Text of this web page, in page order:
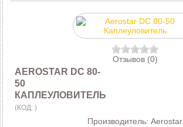
Отзывов (0)
AEROSTAR DC 80-
50
КАПЛЕУЛОВИТЕЛЬ
(КОД: )
Производитель: Aerostar